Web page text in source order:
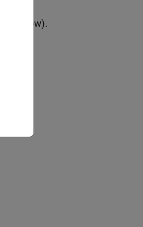
(Stateflow).